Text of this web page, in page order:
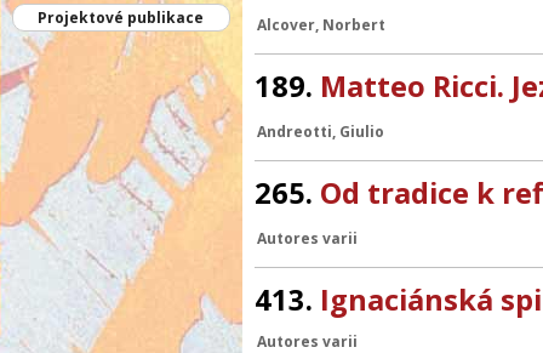
Projektové publikace
Alcover, Norbert
189. Matteo Ricci.
Andreotti, Giulio
265. Od tradice k
Autores varii
413. Ignaciánská
Autores varii